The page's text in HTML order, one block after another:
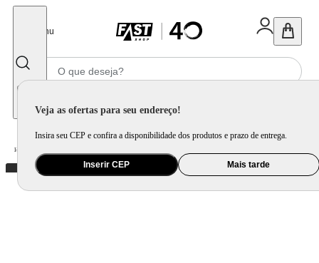
Menu
Veja as ofertas para seu endereço!
Insira seu CEP e confira a disponibilidade dos produtos e prazo de entrega.
Inserir CEP Mais tarde
Home